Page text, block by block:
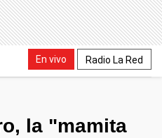
En vivo Radio La Red
la "mamita